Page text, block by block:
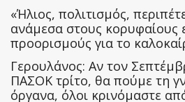
«Ήλιος, πολιτισμός,
ανάμεσα στους κορυφαίους
προορισμούς για το
Γερουλάνος: Αν τον
ΠΑΣΟΚ τρίτο, θα πούμε τη
όργανα, όλοι κρινόμαστε